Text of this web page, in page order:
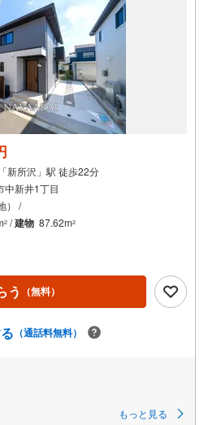
新所沢」駅 徒歩22分
中新井1丁目
） /
2 /建物 87.62m2
う （無料）
（通話料無料）
もっと見る